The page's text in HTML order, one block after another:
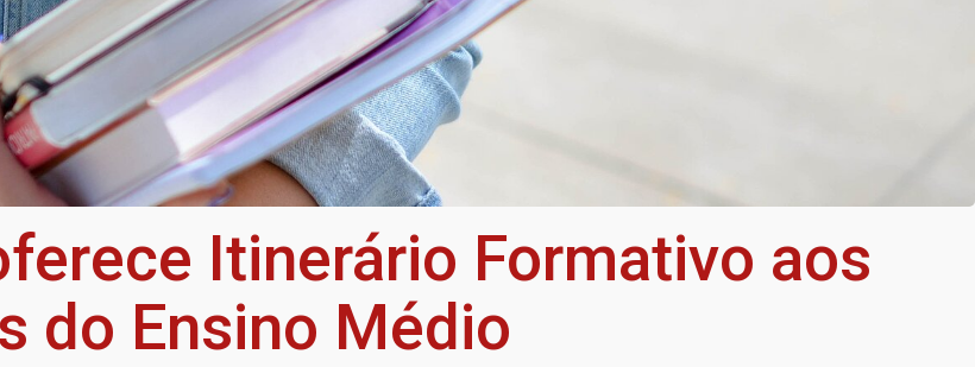
Itinerário Formativo aos
do Ensino Médio